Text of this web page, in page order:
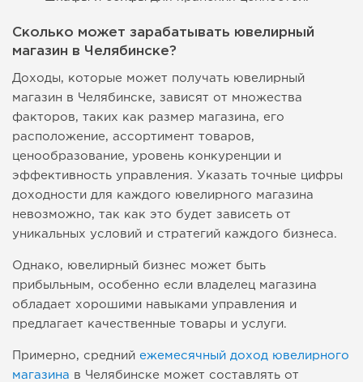
Сколько может зарабатывать ювелирный
магазин в Челябинске?
Доходы, которые может получать ювелирный
магазин в Челябинске, зависят от множества
факторов, таких как размер магазина, его
расположение, ассортимент товаров,
ценообразование, уровень конкуренции и
эффективность управления. Указать точные цифры
доходности для каждого ювелирного магазина
невозможно, так как это будет зависеть от
уникальных условий и стратегий каждого бизнеса.
Однако, ювелирный бизнес может быть
прибыльным, особенно если владелец магазина
обладает хорошими навыками управления и
предлагает качественные товары и услуги.
Примерно, средний ежемесячный доход ювелирного
магазина в Челябинске может составлять от